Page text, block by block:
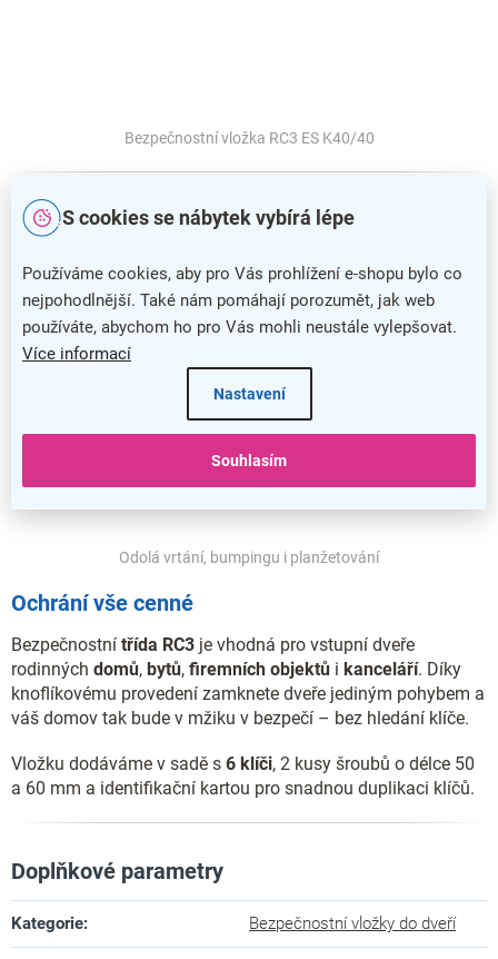
S cookies se nábytek vybírá lépe
Používáme cookies, aby pro Vás prohlížení e-shopu bylo co
nejpohodlnější. Také nám pomáhají porozumět, jak web
používáte, abychom ho pro Vás mohli neustále vylepšovat.
Více informací
Nastavení
Souhlasím
Bezpečnostní vložka RC3 ES K40/40
Odolá vrtání, bumpingu i planžetování
Ochrání vše cenné
Bezpečnostní třída RC3 je vhodná pro vstupní dveře
rodinných domů, bytů, firemních objektů i kanceláří. Díky
knoflíkovému provedení zamknete dveře jediným pohybem a
váš domov tak bude v mžiku v bezpečí – bez hledání klíče.
Vložku dodáváme v sadě s 6 klíči, 2 kusy šroubů o délce 50
a 60 mm a identifikační kartou pro snadnou duplikaci klíčů.
Doplňkové parametry
Kategorie: Bezpečnostní vložky do dveří